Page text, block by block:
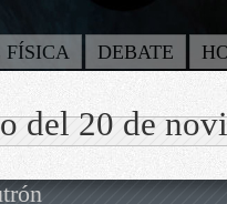
FÍSICA DEBATE
del 20 de